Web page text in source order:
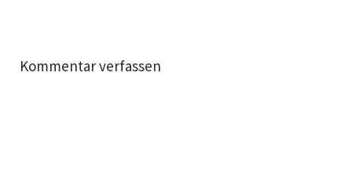
Kommentar verfassen